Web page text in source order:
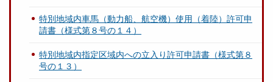
特別地域内車馬（動力船、航空機）使用（着陸）許可申
請書（様式第８号の１４）
特別地域内指定区域内への立入り許可申請書（様式第８
号の１３）